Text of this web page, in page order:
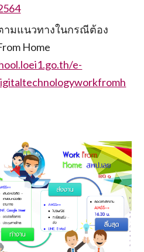
ามแนวทางในกรณีต้อง
e-